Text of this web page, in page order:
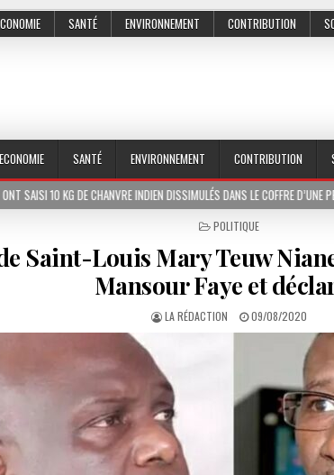
SANTÉ ENVIRONNEMENT CONTRIBUTION
ECONOMIE SANTÉ ENVIRONNEMENT CONTRIBUTION
CHANVRE INDIEN DISSIMULÉS DANS LE COFFRE D’UNE PEUGEOT 307
POSTED
POLITIQUE
Saint-Louis Mary Teuw
Mansour Faye et
LA RÉDACTION 09/08/2020